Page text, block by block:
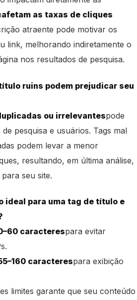
afetam as taxas de cliques
atraente pode motivar os
link, melhorando indiretamente o
nos resultados de pesquisa.
ruins podem prejudicar seu
ou irrelevantespode
pesquisa e usuários. Tags mal
podem levar a menor
resultando, em última análise,
seu site.
ideal para uma tag de título e
caracterespara evitar
caracterespara exibição
limites garante que seu conteúdo